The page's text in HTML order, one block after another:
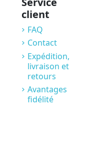
client
FAQ
Contact
Expédition,
livraison et
retours
Avantages
fidélité